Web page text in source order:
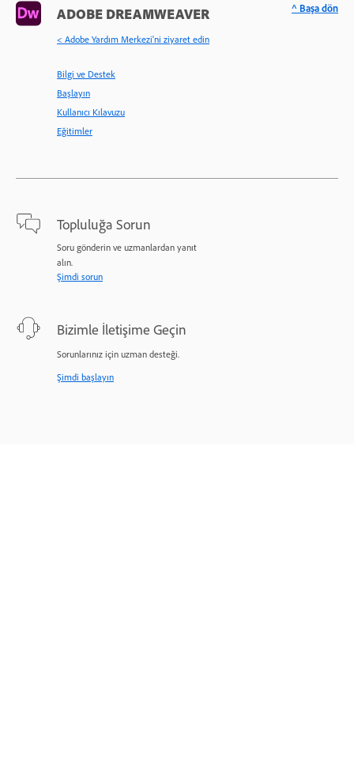
ADOBE DREAMWEAVER
< Adobe Yardım Merkezi'ni ziyaret edin
Bilgi ve Destek
Başlayın
Kullanıcı Kılavuzu
Eğitimler
Topluluğa Sorun
Soru gönderin ve uzmanlardan yanıt
alın.
Şimdi sorun
Bizimle İletişime Geçin
Sorunlarınız için uzman desteği.
Şimdi başlayın
^ Başa dön